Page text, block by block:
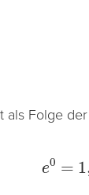
als Folge
0=